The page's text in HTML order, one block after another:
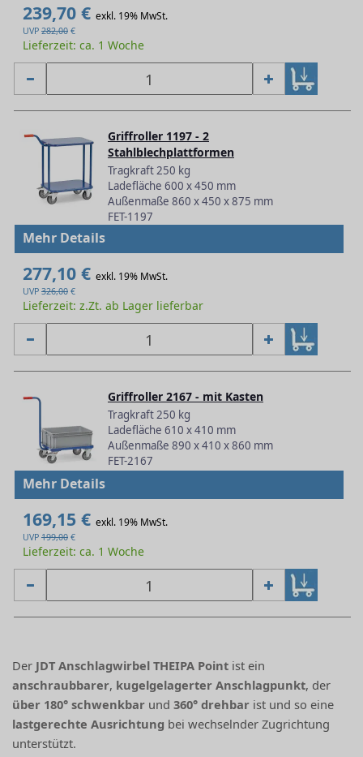
239,70 € exkl. 19% MwSt.
UVP 282,00 €
Lieferzeit: ca. 1 Woche
Griffroller 1197 - 2
Stahlblechplattformen
Tragkraft 250 kg
Ladefläche 600 x 450 mm
Außenmaße 860 x 450 x 875 mm
FET-1197
Mehr Details
277,10 € exkl. 19% MwSt.
UVP 326,00 €
Lieferzeit: z.Zt. ab Lager lieferbar
Griffroller 2167 - mit Kasten
Tragkraft 250 kg
Ladefläche 610 x 410 mm
Außenmaße 890 x 410 x 860 mm
FET-2167
Mehr Details
169,15 € exkl. 19% MwSt.
UVP 199,00 €
Lieferzeit: ca. 1 Woche
Der JDT Anschlagwirbel THEIPA Point ist ein
anschraubbarer, kugelgelagerter Anschlagpunkt, der
über 180° schwenkbar und360° drehbar ist und so eine
lastgerechte Ausrichtung bei wechselnder Zugrichtung
unterstützt.